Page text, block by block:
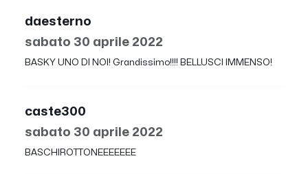
daesterno
sabato 30 aprile 2022
BASKY UNO DI NOI! Grandissimo!!!! BELLUSCI IMMENSO!
caste300
sabato 30 aprile 2022
BASCHIROTTONEEEEEEE